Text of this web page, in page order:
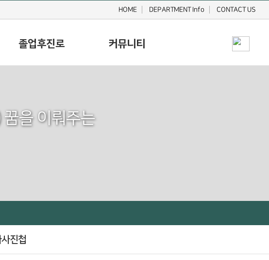
HOME DEPARTMENT Info CONTACT US
졸업후진로 커뮤니티
꿈을 이뤄주는
진첩